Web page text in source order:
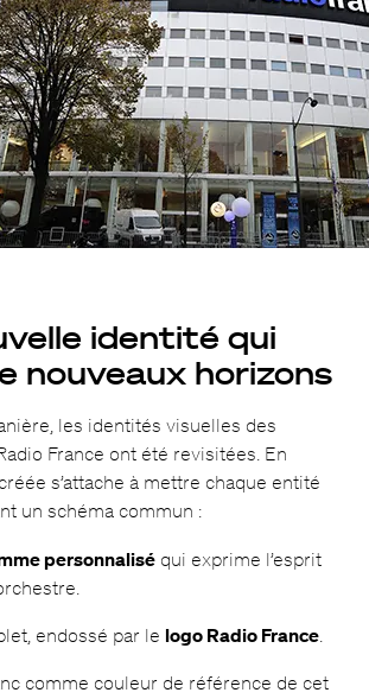
identité qui
nouveaux horizons
les identités visuelles des
France ont été revisitées. En
s’attache à mettre chaque entité
un schéma commun :
personnaliséqui exprime l’esprit
endossé par le logo Radio France.
comme couleur de référence de cet